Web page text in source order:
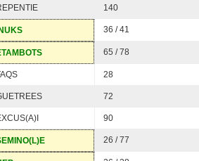
140
INUKS 36 / 41
65 / 78
28
72
90
26 / 77